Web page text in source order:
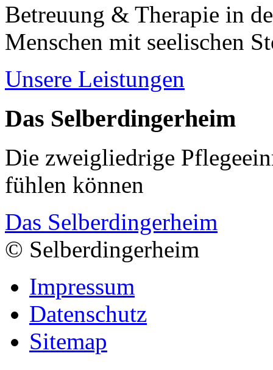
Betreuung & Therapie in
Menschen mit seelischen
Unsere Leistungen
Das Selberdingerheim
Die zweigliedrige
fühlen können
Das Selberdingerheim
© Selberdingerheim
Impressum
Datenschutz
Sitemap